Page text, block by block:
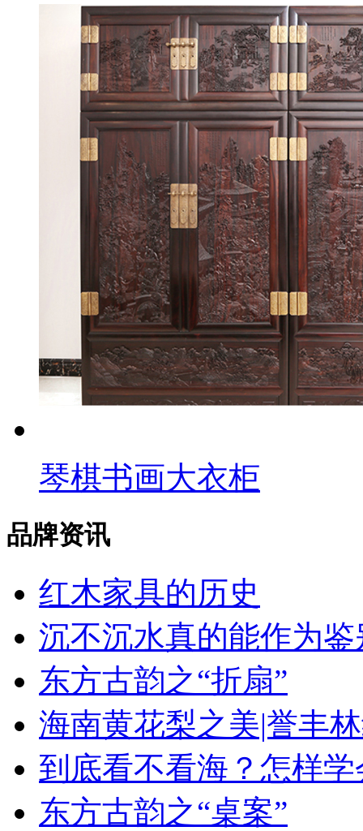
琴棋书画大衣柜
品牌资讯
红木家具的历史
沉不沉水真的能作为
东方古韵之“折扇”
海南黄花梨之美|誉丰
到底看不看海？怎样
东方古韵之“桌案”